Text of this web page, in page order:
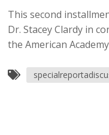
This second
Dr. Stacey Clardy in
the American